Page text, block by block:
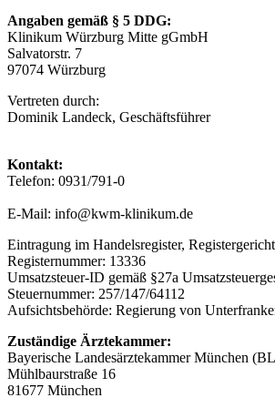
Angaben gemäß § 5 DDG:
Klinikum Würzburg Mitte gGmbH
Salvatorstr. 7
97074 Würzburg
Vertreten durch:
Dominik Landeck, Geschäftsführer
Kontakt:
Telefon: 0931/791-0
E-Mail: info@kwm-klinikum.de
Eintragung im Handelsregister,
Registernummer: 13336
Umsatzsteuer-ID gemäß §27a
Steuernummer: 257/147/64112
Aufsichtsbehörde: Regierung von
Zuständige Ärztekammer:
Bayerische Landesärztekammer München
Mühlbaurstraße 16
81677 München